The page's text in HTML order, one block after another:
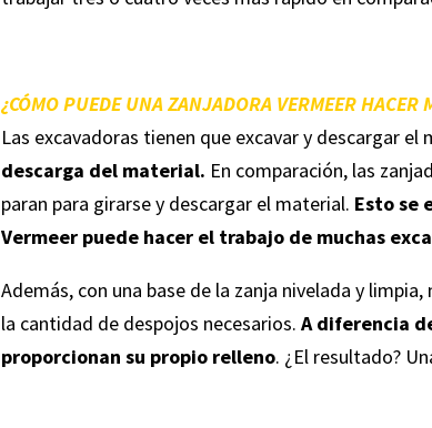
¿CÓMO PUEDE UNA ZANJADORA VERMEER HACER
Las excavadoras tienen que excavar y descargar el
descarga del material. En comparación, las
paran para girarse y descargar el material. Esto se
Vermeer puede hacer el trabajo de muchas
Además, con una base de la zanja nivelada y
la cantidad de despojos necesarios. A diferencia
proporcionan su propio relleno. ¿El resultado?